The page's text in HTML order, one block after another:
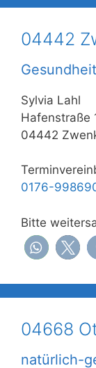
04442
Sylvia Lahl
Hafenstraße
04442
0176-
Bitte
04668
natürlich-